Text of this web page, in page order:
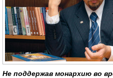
Не поддержав монархию во